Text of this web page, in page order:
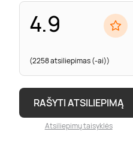
4.9
(2258 atsiliepimas (-ai))
RAŠYTI ATSILIEPIMĄ
Atsiliepimų taisyklės